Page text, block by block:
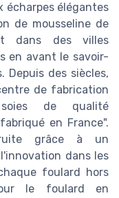
écharpes élégantes
de mousseline de
dans des villes
en avant le savoir-
Depuis des siècles,
de fabrication
de qualité
en France".
grâce à un
dans les
foulard hors
le foulard en